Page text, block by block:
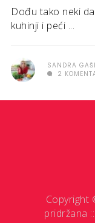
Dođu tako neki
kuhinji i peći ...
SANDRA
2
Copyright
pridržana ::